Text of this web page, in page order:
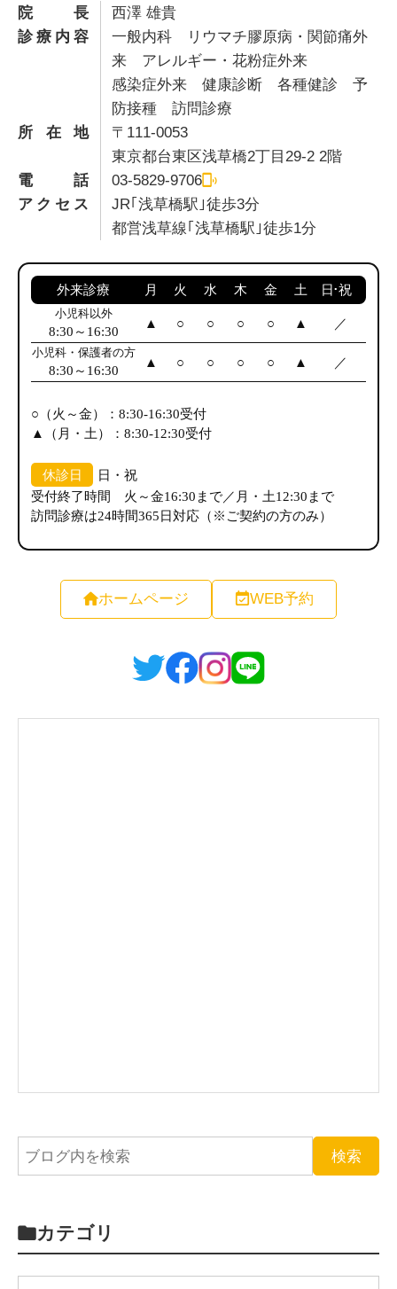
院長
西澤 雄貴
診療内容
一般内科 リウマチ膠原病・関節痛外
来 アレルギー・花粉症外来
感染症外来 健康診断 各種健診 予
防接種 訪問診療
所在地
〒111-0053
東京都台東区浅草橋2丁目29-2 2階
電話
03-5829-9706
アクセス
JR｢浅草橋駅｣徒歩3分
都営浅草線｢浅草橋駅｣徒歩1分
ホームページ WEB予約
カテゴリ